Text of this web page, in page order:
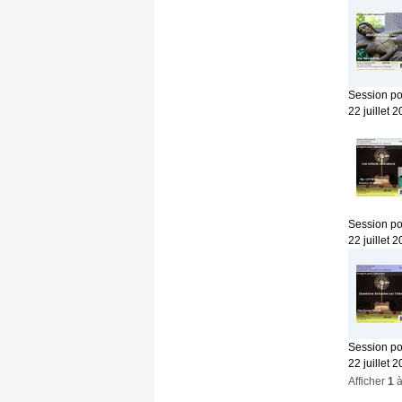
Session
22 juillet
Session
22 juillet
Session
22 juillet
Afficher 1